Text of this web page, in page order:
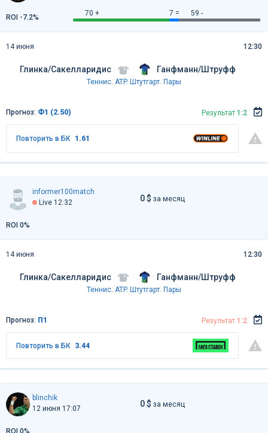
70 + 7 = 59 -
ROI -7.2%
Глинка/Сакелларидис
14 июня 12:30
Ганфманн/Штруфф
Теннис. ATP. Штутгарт. Пары
Прогноз: Ф1 (2.50) Результат 1:2
Повторить в БК 1.61
informer100match
Live 12:32
0 $ за месяц
ROI 0%
Глинка/Сакелларидис
14 июня 12:30
Ганфманн/Штруфф
Теннис. ATP. Штутгарт. Пары
Прогноз: П1 Результат 1:2
Повторить в БК 3.44
blinchik
12 июня 17:07
0 $ за месяц
ROI 0%